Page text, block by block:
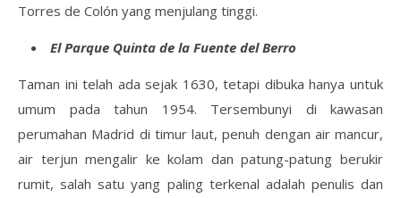
Torres de Colón yang menjulang tinggi.
El Parque Quinta de la Fuente del Berro
Taman ini telah ada sejak 1630, tetapi dibuka hanya untuk
umum pada tahun 1954. Tersembunyi di kawasan
perumahan Madrid di timur laut, penuh dengan air mancur,
air terjun mengalir ke kolam dan patung-patung berukir
rumit, salah satu yang paling terkenal adalah penulis dan